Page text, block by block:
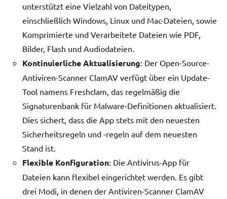
unterstützt eine Vielzahl von Dateitypen,
einschließlich Windows, Linux und Mac-Dateien, sowie
Komprimierte und Verarbeitete Dateien wie PDF,
Bilder, Flash und Audiodateien.
Kontinuierliche Aktualisierung: Der Open-Source-
Antiviren-Scanner ClamAV verfügt über ein Update-
Tool namens Freshclam, das regelmäßig die
Signaturenbank für Malware-Definitionen aktualisiert.
Dies sichert, dass die App stets mit den neuesten
Sicherheitsregeln und -regeln auf dem neuesten
Stand ist.
Flexible Konfiguration: Die Antivirus-App für
Dateien kann flexibel eingerichtet werden. Es gibt
drei Modi, in denen der Antiviren-Scanner ClamAV